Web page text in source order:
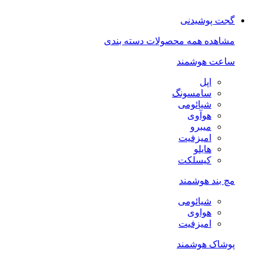
گجت پوشیدنی
مشاهده همه محصولات دسته بندی
ساعت هوشمند
اپل
سامسونگ
شیائومی
هوآوی
میبرو
امیزفیت
هایلو
کیسلکت
مچ بند هوشمند
شیائومی
هواوی
امیزفیت
پوشاک هوشمند